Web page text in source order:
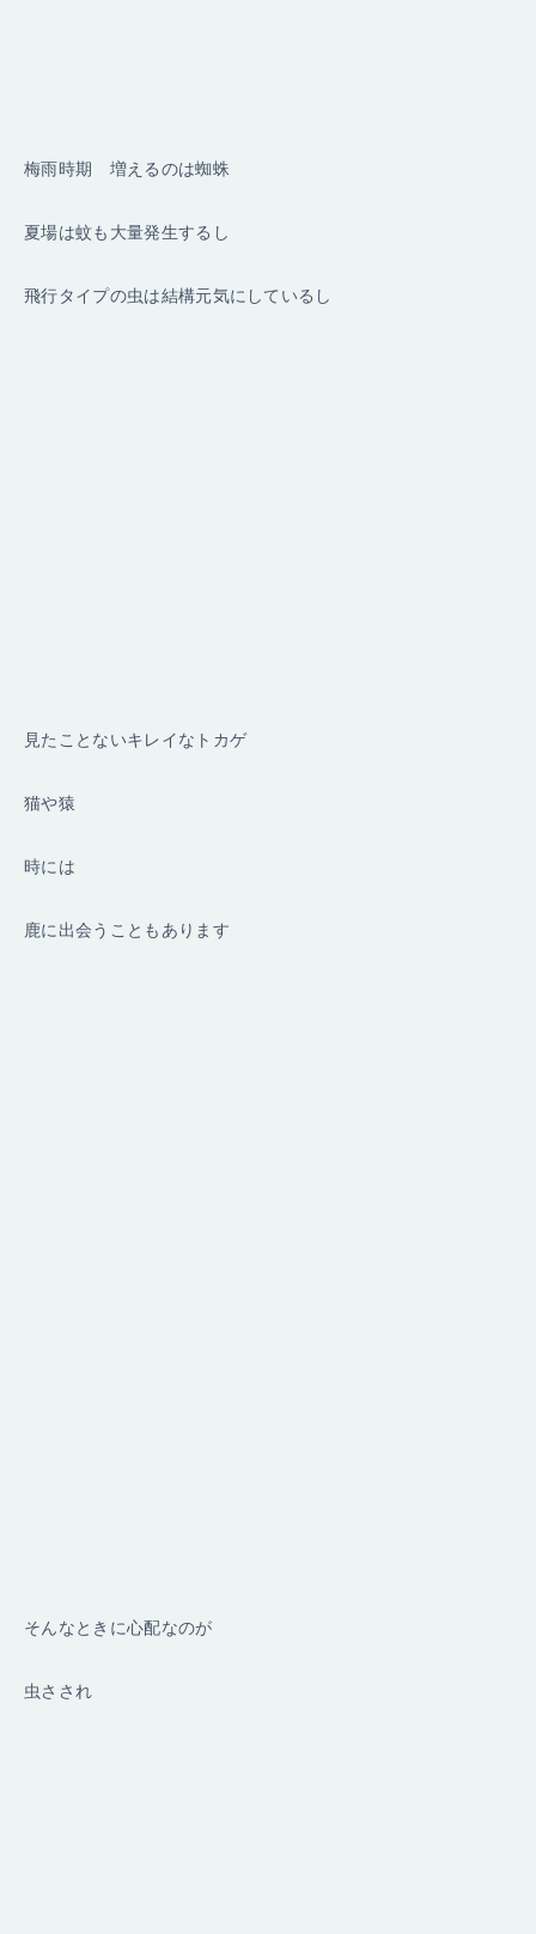
梅雨時期 増えるのは蜘蛛
夏場は蚊も大量発生するし
飛行タイプの虫は結構元気にしているし
見たことないキレイなトカゲ
猫や猿
時には
鹿に出会うこともあります
そんなときに心配なのが
虫さされ